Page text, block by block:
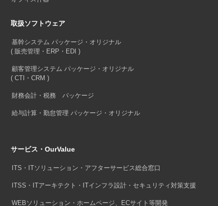
取扱ソフトウェア
基幹システム パッケージ・オリジナル
( 販売管理・ERP・EDI )
顧客管理システム パッケージ・オリジナル
( CTI・CRM )
財務会計・税務 パッケージ
給与計算・勤怠管理 パッケージ・オリジナル
サービス・OurValue
ITS・ITソリューション・アフターサービス総合窓口
ITSS・ITアーキテクト・ITインフラ設計・セキュリティ対策支援
WEBソリューション・ホームページ、ECサイト等開発